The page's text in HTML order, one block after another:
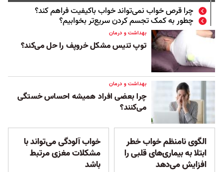
چرا قرص‌ خواب نمی‌تواند خواب باکیفیت فراهم کند؟
چطور به کمک تجسم کردن سریع‌تر بخوابیم؟
بهداشت و درمان
توپ تنیس مشکل خروپف را حل می‌کند؟
بهداشت و درمان
چرا بعضی افراد همیشه احساس خستگی
می‌کنند؟
الگوی نامنظم خواب خطر
ابتلا به بیماری‌های قلبی را
افزایش می‌دهد
خواب آلودگی می‌تواند با
مشکلات مغزی مرتبط
باشد